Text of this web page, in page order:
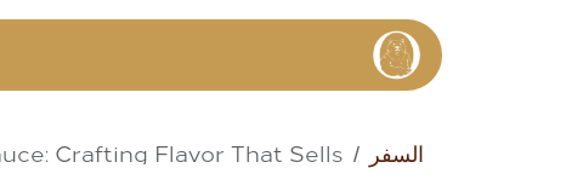
السفر Crafting Flavor That Sells